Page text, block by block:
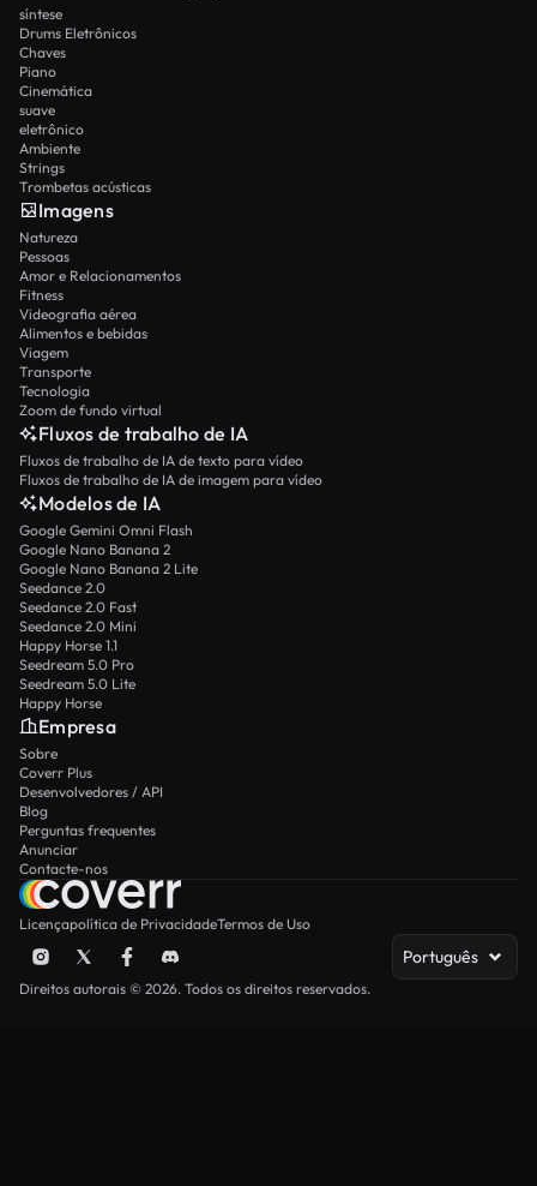
síntese
Drums Eletrônicos
Chaves
Piano
Cinemática
suave
eletrônico
Ambiente
Strings
Trombetas acústicas
Imagens
Natureza
Pessoas
Amor e Relacionamentos
Fitness
Videografia aérea
Alimentos e bebidas
Viagem
Transporte
Tecnologia
Zoom de fundo virtual
Fluxos de trabalho de IA
Fluxos de trabalho de IA de texto para vídeo
Fluxos de trabalho de IA de imagem para vídeo
Modelos de IA
Google Gemini Omni Flash
Google Nano Banana 2
Google Nano Banana 2 Lite
Seedance 2.0
Seedance 2.0 Fast
Seedance 2.0 Mini
Happy Horse 1.1
Seedream 5.0 Pro
Seedream 5.0 Lite
Happy Horse
Empresa
Sobre
Coverr Plus
Desenvolvedores / API
Blog
Perguntas frequentes
Anunciar
Contacte-nos
Licençapolítica de PrivacidadeTermos de Uso
Português
Direitos autorais © 2026. Todos os direitos reservados.